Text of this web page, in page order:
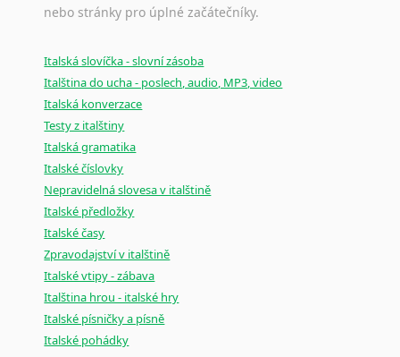
nebo stránky pro úplné začátečníky.
Italská slovíčka - slovní zásoba
Italština do ucha - poslech, audio, MP3, video
Italská konverzace
Testy z italštiny
Italská gramatika
Italské číslovky
Nepravidelná slovesa v italštině
Italské předložky
Italské časy
Zpravodajství v italštině
Italské vtipy - zábava
Italština hrou - italské hry
Italské písničky a písně
Italské pohádky